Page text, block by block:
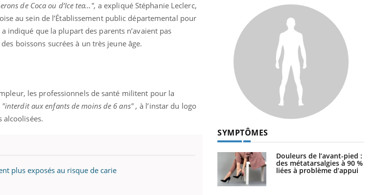
de Coca ou d’Ice tea…", a expliqué Stéphanie Leclerc,
au sein de l’Établissement public départemental pour
indiqué que la plupart des parents n’avaient pas
boissons sucrées à un très jeune âge.
les professionnels de santé militent pour la
"interdit aux enfants de moins de 6 ans" ,à l’instar du logo
alcoolisées.
plus exposés au risque de carie
SYMPTÔMES
Douleurs de l’avant-pied :
des métatarsalgies à 90 %
liées à problème d’appui